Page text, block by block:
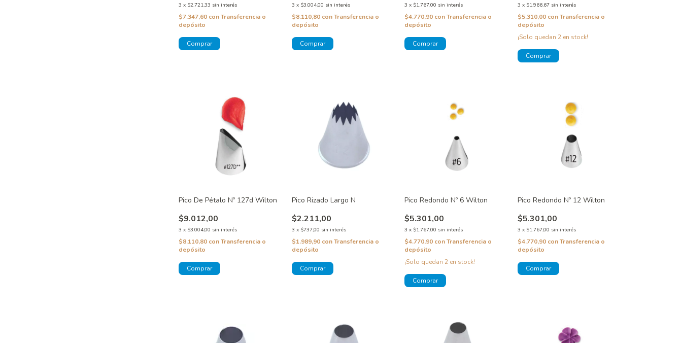
3 x $2.721,33 sin interés
$7.347,60 con Transferencia o
depósito
3 x $3.004,00 sin interés
$8.110,80 con Transferencia o
depósito
3 x $1.767,00 sin interés
$4.770,90 conTransferencia o
depósito
3 x $1.966,67 sin interés
$5.310,00 con Transferencia o
depósito
¡Solo quedan 2en stock!
Pico De Pétalo Nº 127d Wilton
$9.012,00
3 x $3.004,00 sin interés
$8.110,80 con Transferencia o
depósito
Pico Rizado Largo N
$2.211,00
3 x $737,00 sin interés
$1.989,90 con Transferencia o
depósito
Pico Redondo Nº 6 Wilton
$5.301,00
3 x $1.767,00 sin interés
$4.770,90 conTransferencia o
depósito
¡Solo quedan 2 en stock!
Pico Redondo Nº 12 Wilton
$5.301,00
3 x $1.767,00 sin interés
$4.770,90 con Transferencia o
depósito